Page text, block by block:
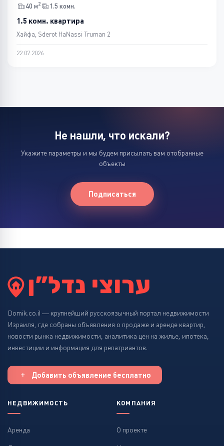
40 м2 1.5 комн.
1.5 комн. квартира
Хайфа, Sderot HaNassi Truman 2
22.07.2026
Не нашли, что искали?
Укажите параметры и мы будем присылать вам отобранные
объекты
Подписаться
Domik.co.il — крупнейший русскоязычный портал недвижимости
Израиля, где собраны объявления о продаже и аренде квартир,
новости рынка недвижимости, аналитика цен на жилье, ипотека,
инвестиции и информация для репатриантов.
Добавить объявление бесплатно
НЕДВИЖИМОСТЬ
Аренда
КОМПАНИЯ
О проекте